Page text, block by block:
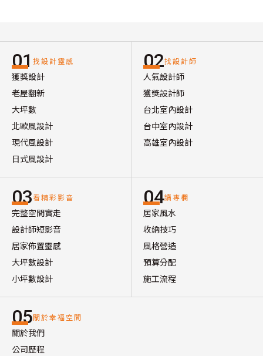
01 找設計靈感
獲獎設計
老屋翻新
大坪數
北歐風設計
現代風設計
日式風設計
02找設計師
人氣設計師
獲獎設計師
台北室內設計
台中室內設計
高雄室內設計
03看精彩影音
完整空間實走
設計師短影音
居家佈置靈感
大坪數設計
小坪數設計
04讀專欄
居家風水
收納技巧
風格營造
預算分配
施工流程
05關於幸福空間
關於我們
公司歷程